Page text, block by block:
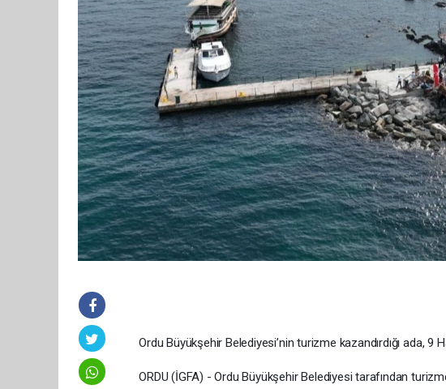
Ordu Büyükşehir Belediyesi’nin turizme kazandırdığı ada, 9
ORDU (İGFA) - Ordu Büyükşehir Belediyesi tarafından